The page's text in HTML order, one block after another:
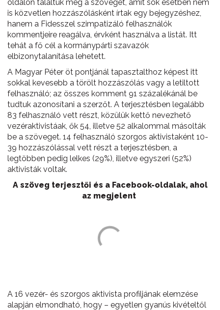
oldalon találtuk meg a szöveget, amit sok esetben nem
is közvetlen hozzászólásként írtak egy bejegyzéshez,
hanem a Fidesszel szimpatizáló felhasználók
kommentjeire reagálva, érvként használva a listát. Itt
tehát a fő cél a kormánypárti szavazók
elbizonytalanítása lehetett.
A Magyar Péter öt pontjánál tapasztalthoz képest itt
sokkal kevesebb a törölt hozzászólás vagy a letiltott
felhasználó; az összes komment 91 százalékánál be
tudtuk azonosítani a szerzőt. A terjesztésben legalább
83 felhasználó vett részt, közülük kettő nevezhető
vezéraktivistáak, ők 54, illetve 52 alkalommal másolták
be a szöveget. 14 felhasználó szorgos aktivistaként 10-
39 hozzászólással vett részt a terjesztésben, a
legtöbben pedig lelkes (29%), illetve egyszeri (52%)
aktivisták voltak.
A szöveg terjesztői és a Facebook-oldalak, ahol
az megjelent
A 16 vezér- és szorgos aktivista profiljának elemzése
alapján elmondható, hogy – egyetlen gyanús kivételtől